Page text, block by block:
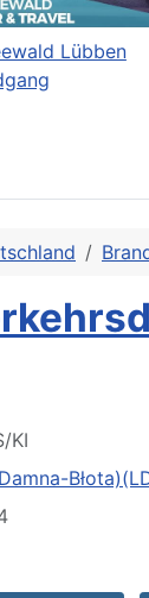
Lübben
KI